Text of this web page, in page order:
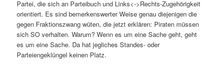
Partei, die sich an Parteibuch und Links<->Rechts-Zugehörigkeit
orientiert. Es sind bemerkenswerter Weise genau diejenigen die
gegen Fraktionszwang wüten, die jetzt erklären: Piraten müssen
sich SO verhalten. Warum? Wenn es um eine Sache geht, geht
es um eine Sache. Da hat jegliches Standes- oder
Parteiengeklüngel keinen Platz.